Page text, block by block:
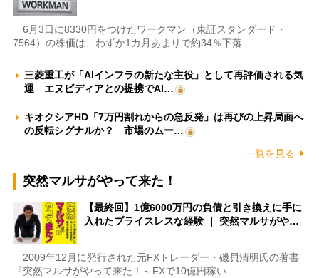
6月3日に8330円をつけたワークマン（東証スタンダード・
7564）の株価は、わずか1カ月あまりで約34％下落…
三菱重工が「AIインフラの新たな主役」として再評価される気
運 エヌビディアとの提携でAI…
キオクシアHD「7万円割れからの急反発」は再びの上昇局面へ
の反転シグナルか？ 市場のムー…
一覧を見る
突然マルサがやって来た！
【最終回】1億6000万円の負債と引き換えに手に
入れたプライスレスな経験 ｜ 突然マルサがや…
2009年12月に発行された元FXトレーダー・磯貝清明氏の著書
『突然マルサがやって来た！～FXで10億円稼い…